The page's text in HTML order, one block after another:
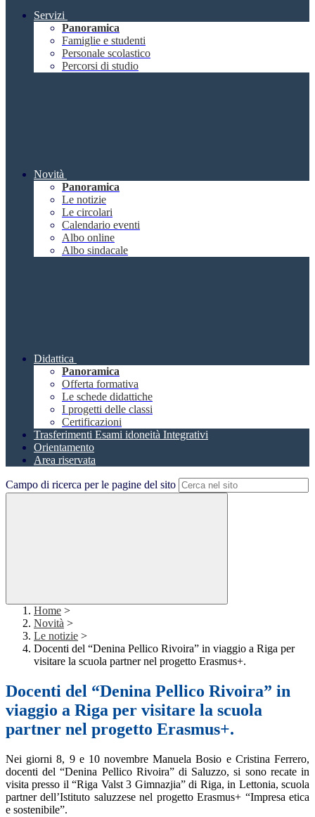
Servizi
Panoramica
Famiglie e studenti
Personale scolastico
Percorsi di studio
Novità
Panoramica
Le notizie
Le circolari
Calendario eventi
Albo online
Albo sindacale
Didattica
Panoramica
Offerta formativa
Le schede didattiche
I progetti delle classi
Certificazioni
Trasferimenti Esami idoneità Integrativi
Orientamento
Area riservata
Campo di ricerca per le pagine del sito
Home >
Novità >
Le notizie >
Docenti del “Denina Pellico Rivoira” in viaggio a Riga per
visitare la scuola partner nel progetto Erasmus+.
Docenti del “Denina Pellico Rivoira” in
viaggio a Riga per visitare la scuola
partner nel progetto Erasmus+.
Nei giorni 8, 9 e 10 novembre Manuela Bosio e Cristina Ferrero,
docenti del “Denina Pellico Rivoira” di Saluzzo, si sono recate in
visita presso il “Riga Valst 3 Gimnazjia” di Riga, in Lettonia, scuola
partner dell’Istituto saluzzese nel progetto Erasmus+ “Impresa etica
e sostenibile”.